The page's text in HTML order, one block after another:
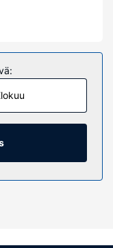
ilmainen
paikan